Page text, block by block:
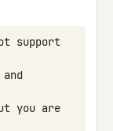
support
you are